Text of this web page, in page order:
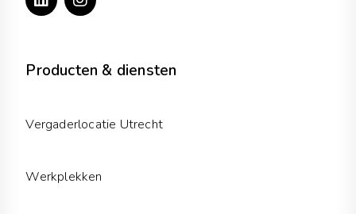
Producten & diensten
Vergaderlocatie Utrecht
Werkplekken
i
n
d
n
s
g
m